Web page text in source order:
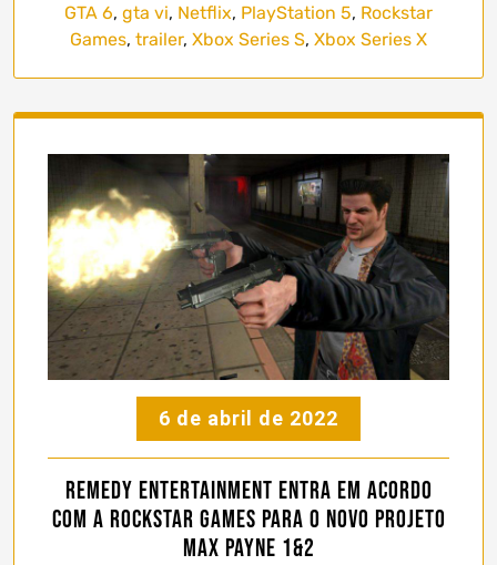
GTA 6, gta vi, Netflix, PlayStation 5, Rockstar
Games, trailer, Xbox Series S, Xbox Series X
6 de abril de 2022
Remedy Entertainment entra em acordo
com a Rockstar Games para o novo projeto
Max Payne 1&2